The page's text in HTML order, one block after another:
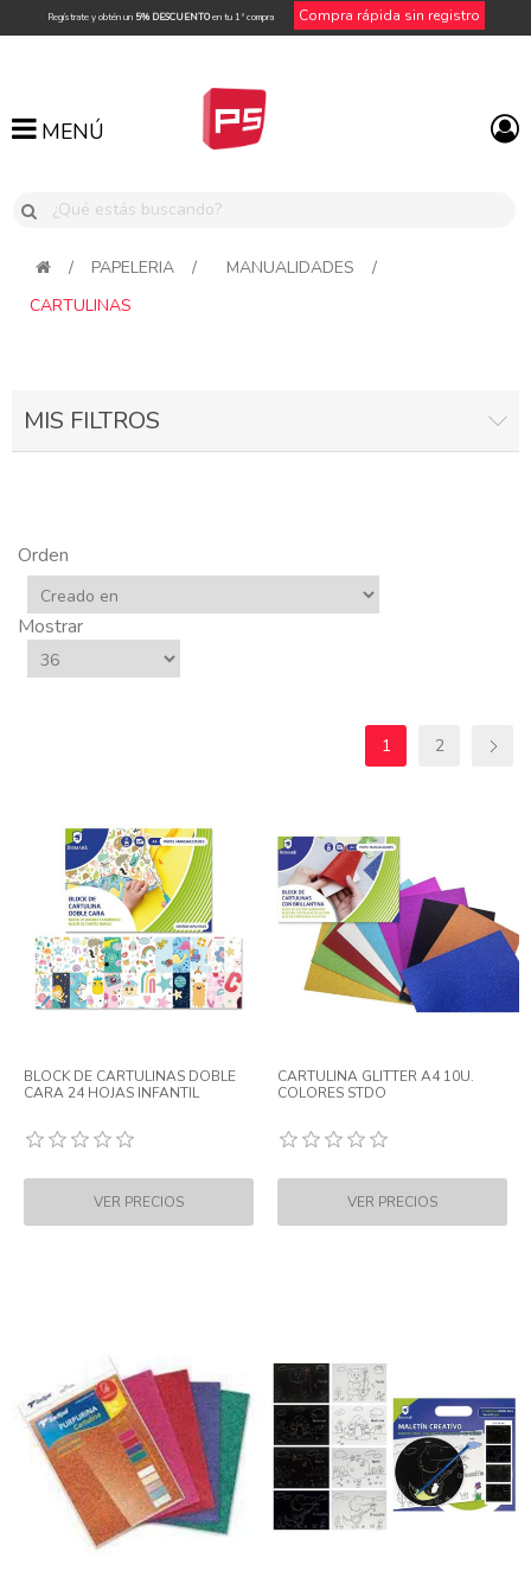
Regístrate y obtén un 5% DESCUENTOen tu 1ª compra Compra rápida sin registro
MENÚ
MENÚ
/ PAPELERIA / MANUALIDADES
/
CARTULINAS
MIS FILTROS
Orden
Mostrar
1 2
BLOCK DE CARTULINAS DOBLE
CARA 24 HOJAS INFANTIL
CARTULINA GLITTER A4 10U.
COLORES STDO